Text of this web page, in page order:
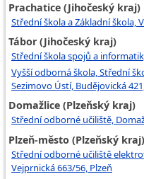
Prachatice (Jihočeský kraj)
Střední škola a Základní škola,
Tábor (Jihočeský kraj)
Střední škola spojů a
Vyšší odborná škola, Střední
Sezimovo Ústí, Budějovická
Domažlice (Plzeňský kraj)
Střední odborné učiliště,
Plzeň-město (Plzeňský kraj)
Střední odborné učiliště
Vejprnická 663/56, Plzeň